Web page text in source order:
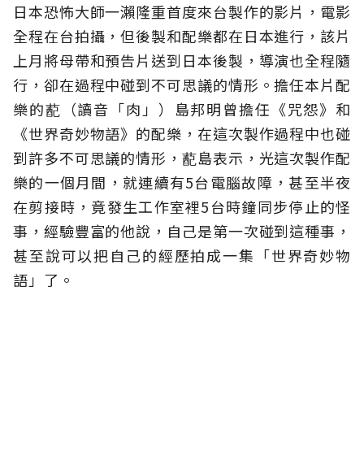
日本恐怖大師一瀨隆重首度來台製作的影片，電影
全程在台拍攝，但後製和配樂都在日本進行，該片
上月將母帶和預告片送到日本後製，導演也全程隨
行，卻在過程中碰到不可思議的情形。擔任本片配
樂的蓜（讀音「肉」）島邦明曾擔任《咒怨》和
《世界奇妙物語》的配樂，在這次製作過程中也碰
到許多不可思議的情形，蓜島表示，光這次製作配
樂的一個月間，就連續有5台電腦故障，甚至半夜
在剪接時，竟發生工作室裡5台時鐘同步停止的怪
事，經驗豐富的他說，自己是第一次碰到這種事，
甚至說可以把自己的經歷拍成一集「世界奇妙物
語」了。